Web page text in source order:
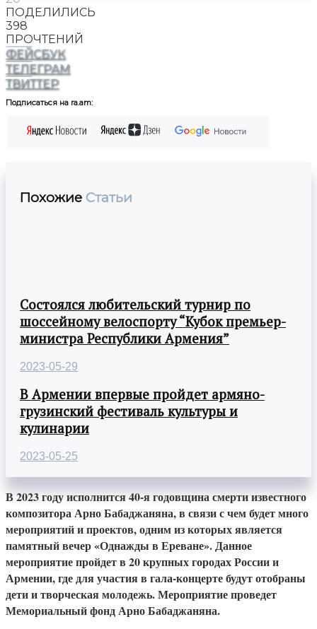
ПОДЕЛИЛИСЬ
398
ПРОЧТЕНИЙ
ФЕЙСБУК
ТЕЛЕГРАМ
ТВИТТЕР
Подписаться на ra.am:
Похожие Статьи
Состоялся любительский турнир по
шоссейному велоспорту “Кубок премьер-
министра Республики Армения”
2023-05-29
В Армении впервые пройдет армяно-
грузинский фестиваль культуры и
кулинарии
2023-05-25
В 2023 году исполнится 40-я годовщина смерти известного
композитора Арно Бабаджаняна, в связи с чем будет много
мероприятий и проектов, одним из которых является
памятный вечер «Однажды в Ереване». Данное
мероприятие пройдет в 20 крупных городах России и
Армении, где для участия в гала-концерте будут отобраны
дети и творческая молодежь. Мероприятие проведет
Мемориальный фонд Арно Бабаджаняна.